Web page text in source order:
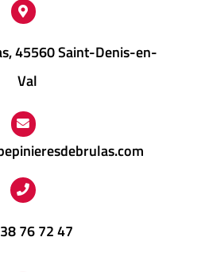
45560 Saint-Denis-en-
Val
76 72 47